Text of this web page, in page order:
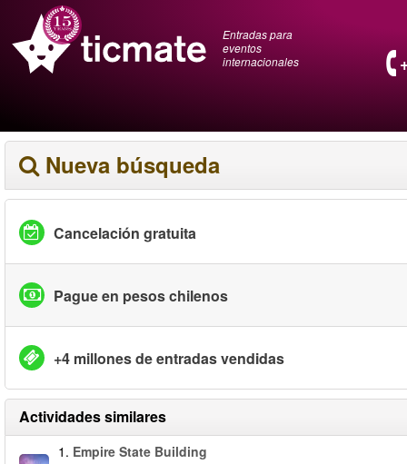
Entradas para
eventos
internacionales
Nueva búsqueda
Cancelación gratuita
Pague en pesos chilenos
+4 millones de entradas vendidas
Actividades similares
1. Empire State Building